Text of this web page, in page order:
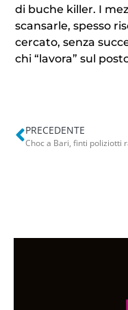
di buche killer. I
scansarle, spesso
cercato, senza
chi “lavora” sul
PRECEDENTE